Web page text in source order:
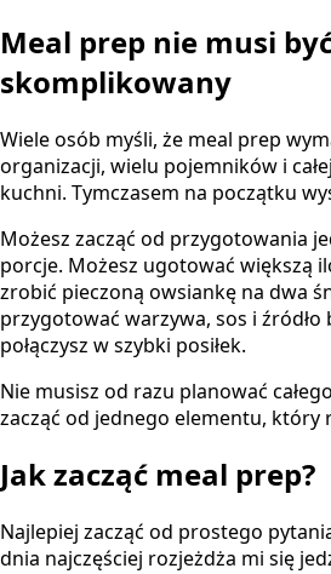
Meal prep nie musi
skomplikowany
Wiele osób myśli, że meal prep
organizacji, wielu pojemników i
kuchni. Tymczasem na początku
Możesz zacząć od przygotowania
porcje. Możesz ugotować większą
zrobić pieczoną owsiankę na dwa
przygotować warzywa, sos i źródło
połączysz w szybki posiłek.
Nie musisz od razu planować
zacząć od jednego elementu, który
Jak zacząć meal prep?
Najlepiej zacząć od prostego
dnia najczęściej rozjeżdża mi się